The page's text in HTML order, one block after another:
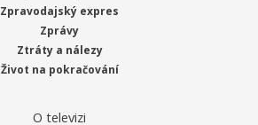
Zpravodajský expres
Zprávy
Ztráty a nálezy
Život na pokračování
O televizi